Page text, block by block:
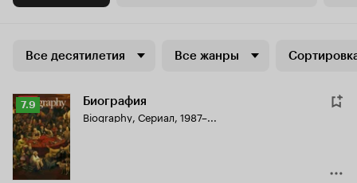
Все десятилетия Все жанры
Рейтинг
Кинопоиска
7.9
7.9 Биография
Biography, Сериал, 1987–...